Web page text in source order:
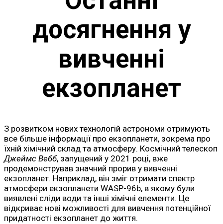
досягнення у
вивченні
екзопланет
З розвитком нових технологій астрономи отримують
все більше інформації про екзопланети, зокрема про
їхній хімічний склад та атмосферу. Космічний телескоп
Джеймс Вебб, запущений у 2021 році, вже
продемонстрував значний прорив у вивченні
екзопланет. Наприклад, він зміг отримати спектр
атмосфери екзопланети WASP-96b, в якому були
виявлені сліди води та інші хімічні елементи. Це
відкриває нові можливості для вивчення потенційної
придатності екзопланет до життя.